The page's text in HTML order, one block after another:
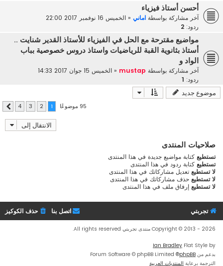
أحسن أستاذ فيزياء
آخر مشاركة بواسطة اماني« الخميس 16 نوفمبر 2017 22:00
ردود: 2
مواضيع مقترحة مع الحل في الفيزياء للأستاذ القدير شنايت ..
أستاذ بثانوية القبة للرياضيات واستاذ دروس خصوصية بباب
الواد و
آخر مشاركة بواسطة mustap
« الخميس 15 جوان 2017 14:33
ردود:
موضوع جديد
95 موضوعًا 2
3
4 التالي
الانتقال إلى
صلاحيات المنتدى
تستطيعكتابة مواضيع جديدة في هذا المنتدى
تستطيعكتابة ردود في هذا المنتدى
لا تستطيعتعديل مشاركاتك في هذا المنتدى
لا تستطيعحذف مشاركاتك في هذا المنتدى
لا تستطيعإرفاق ملف في هذا المنتدى
تجربتي حذف الكوكيز اتصل بنا
Copyright © 2013 - 2026 منتدى تجربتي All rights reserved.
Flat Style by
Ian Bradley
بدعم منphpBB
® Forum Software © phpBB Limited
الترجمة برعايةالمنتديات العربية